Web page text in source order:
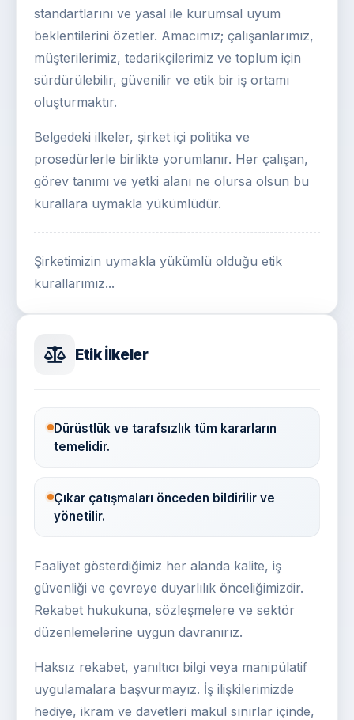
standartlarını ve yasal ile kurumsal uyum
beklentilerini özetler. Amacımız; çalışanlarımız,
müşterilerimiz, tedarikçilerimiz ve toplum için
sürdürülebilir, güvenilir ve etik bir iş ortamı
oluşturmaktır.
Belgedeki ilkeler, şirket içi politika ve
prosedürlerle birlikte yorumlanır. Her çalışan,
görev tanımı ve yetki alanı ne olursa olsun bu
kurallara uymakla yükümlüdür.
Şirketimizin uymakla yükümlü olduğu etik
kurallarımız...
Etik İlkeler
Dürüstlük ve tarafsızlık tüm kararların
temelidir.
Çıkar çatışmaları önceden bildirilir ve
yönetilir.
Faaliyet gösterdiğimiz her alanda kalite, iş
güvenliği ve çevreye duyarlılık önceliğimizdir.
Rekabet hukukuna, sözleşmelere ve sektör
düzenlemelerine uygun davranırız.
Haksız rekabet, yanıltıcı bilgi veya manipülatif
uygulamalara başvurmayız. İş ilişkilerimizde
hediye, ikram ve davetleri makul sınırlar içinde,